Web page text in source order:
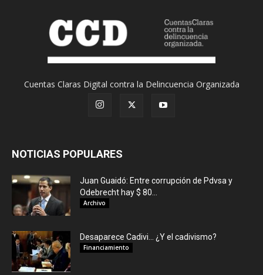
Cuentas Claras Digital contra la Delincuencia Organizada
NOTICIAS POPULARES
Juan Guaidó: Entre corrupción de Pdvsa y
Odebrecht hay $ 80...
Archivo
Desaparece Cadivi… ¿Y el cadivismo?
Financiamiento